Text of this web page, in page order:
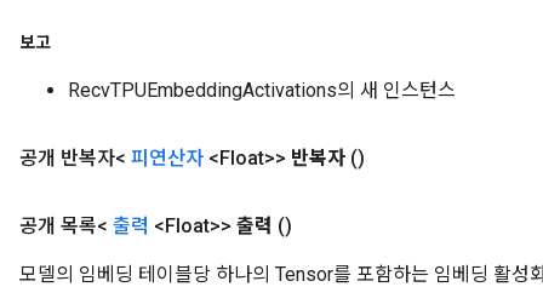
보고
RecvTPUEmbeddingActivations의 새 인스턴스
공개 반복자< 피연산자 <Float>> 반복자 ()
공개 목록< 출력 <Float>> 출력 ()
모델의 임베딩 테이블당 하나의 Tensor를 포함하는 임베딩 활성